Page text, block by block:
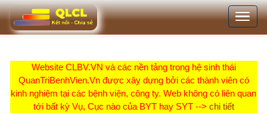
Nhảy
đến
Toggle
navigation
Website CLBV.VN và các nền tảng trong hệ sinh thái
QuanTriBenhVien.Vn được xây dựng bởi các thành viên có
kinh nghiệm tại các bệnh viện, công ty. Web không có liên quan
tới bất kỳ Vụ, Cục nào của BYT hay SYT -->chi tiết
Nội dung bạn cần không thấy trên website, có thể do bạn chưa